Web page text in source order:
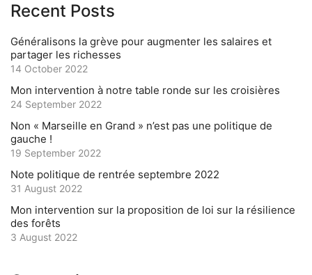
Recent Posts
Généralisons la grève pour augmenter les salaires et
partager les richesses
14 October 2022
Mon intervention à notre table ronde sur les croisières
24 September 2022
Non « Marseille en Grand » n’est pas une politique de
gauche !
19 September 2022
Note politique de rentrée septembre 2022
31 August 2022
Mon intervention sur la proposition de loi sur la résilience
des forêts
3 August 2022